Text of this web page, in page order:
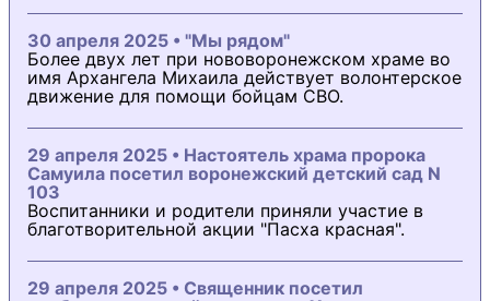
30 апреля 2025 • "Мы рядом"
Более двух лет при нововоронежском храме во
имя Архангела Михаила действует волонтерское
движение для помощи бойцам СВО.
29 апреля 2025 • Настоятель храма пророка
Самуила посетил воронежский детский сад N
103
Воспитанники и родители приняли участие в
благотворительной акции "Пасха красная".
29 апреля 2025 • Священник посетил